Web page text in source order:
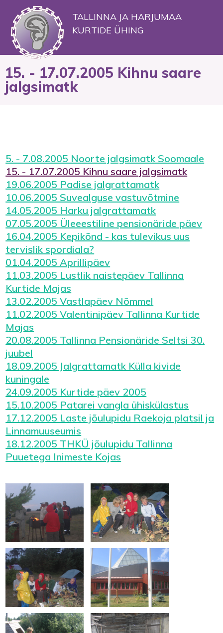
TALLINNA JA HARJUMAA
KURTIDE ÜHING
15. - 17.07.2005 Kihnu saare
jalgsimatk
5. - 7.08.2005 Noorte jalgsimatk Soomaale
15. - 17.07.2005 Kihnu saare jalgsimatk
19.06.2005 Padise jalgrattamatk
10.06.2005 Suvealguse vastuvõtmine
14.05.2005 Harku jalgrattamatk
07.05.2005 Üleeestiline pensionäride päev
16.04.2005 Kepikõnd - kas tulevikus uus
tervislik spordiala?
01.04.2005 Aprillipäev
11.03.2005 Lustlik naistepäev Tallinna
Kurtide Majas
13.02.2005 Vastlapäev Nõmmel
11.02.2005 Valentinipäev Tallinna Kurtide
Majas
20.08.2005 Tallinna Pensionäride Seltsi 30.
juubel
18.09.2005 Jalgrattamatk Külla kivide
kuningale
24.09.2005 Kurtide päev 2005
15.10.2005 Patarei vangla ühiskülastus
17.12.2005 Laste jõulupidu Raekoja platsil ja
Linnamuuseumis
18.12.2005 THKÜ jõulupidu Tallinna
Puuetega Inimeste Kojas